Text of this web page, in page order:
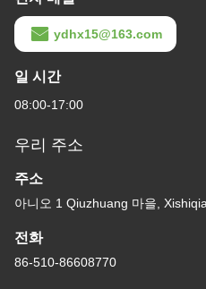
ydhx15@163.com
일 시간
08:00-17:00
우리 주소
주소
아니오 1 Qiuzhuang 마을,
전화
86-510-86608770